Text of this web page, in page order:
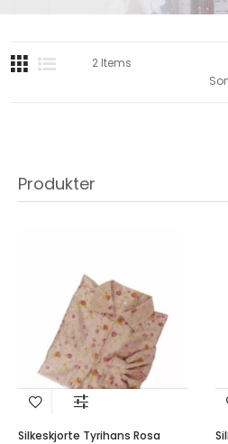
Produkter
Silkeskjorte Tyrihans Rosa
2Items